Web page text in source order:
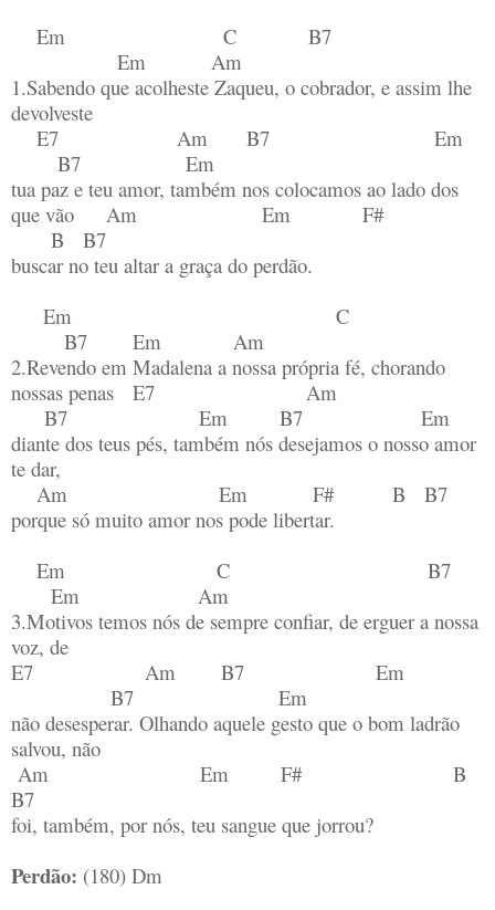
Em C B7
Em Am
1.Sabendo que acolheste Zaqueu, o cobrador, e assim lhe
devolveste
E7 Am B7 Em
B7 Em
tua paz e teu amor, também nos colocamos ao lado dos
que vão Am Em F#
B B7
buscar no teu altar a graça do perdão.
Em C
B7 Em Am
2.Revendo em Madalena a nossa própria fé, chorando
nossas penas E7 Am
B7 Em B7 Em
diante dos teus pés, também nós desejamos o nosso amor
te dar,
Am Em F# B B7
porque só muito amor nos pode libertar.
Em C B7
Em Am
3.Motivos temos nós de sempre confiar, de erguer a nossa
voz, de
E7 Am B7 Em
B7 Em
não desesperar. Olhando aquele gesto que o bom ladrão
salvou, não
Am Em F# B
B7
foi, também, por nós, teu sangue que jorrou?
Perdão: (180) Dm